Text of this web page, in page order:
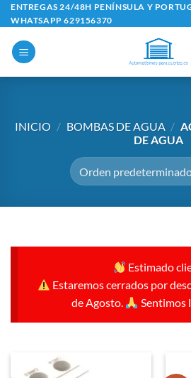
Saltar
al
contenido
ENTREGAS 24/48H PENÍNSULA Y
WHATSAPP 629156370
INICIO / BOMBAS DE AGUA /
DE AGUA
Estimado
Estaremos cerrados por
de Agosto.
Sentimos